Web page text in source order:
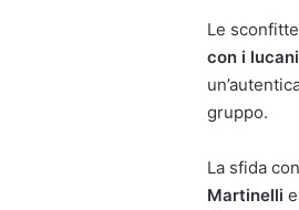
Le
con i
gruppo.
La sfida
Martinelli